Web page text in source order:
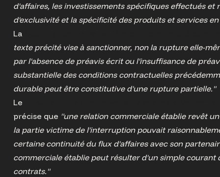
d'affaires, les investissements spécifiques effectués et
d'exclusivité et la spécificité des produits et services en
La
texte précité vise à sanctionner, non la rupture elle-
par l'absence de préavis écrit ou l'insuffisance de
substantielle des conditions contractuelles
durable peut être constitutive d'une rupture partielle."
Le
précise que "une relation commerciale établie revêt
la partie victime de l'interruption pouvait
certaine continuité du flux d'affaires avec son
commerciale établie peut résulter d'un simple courant
contrats."